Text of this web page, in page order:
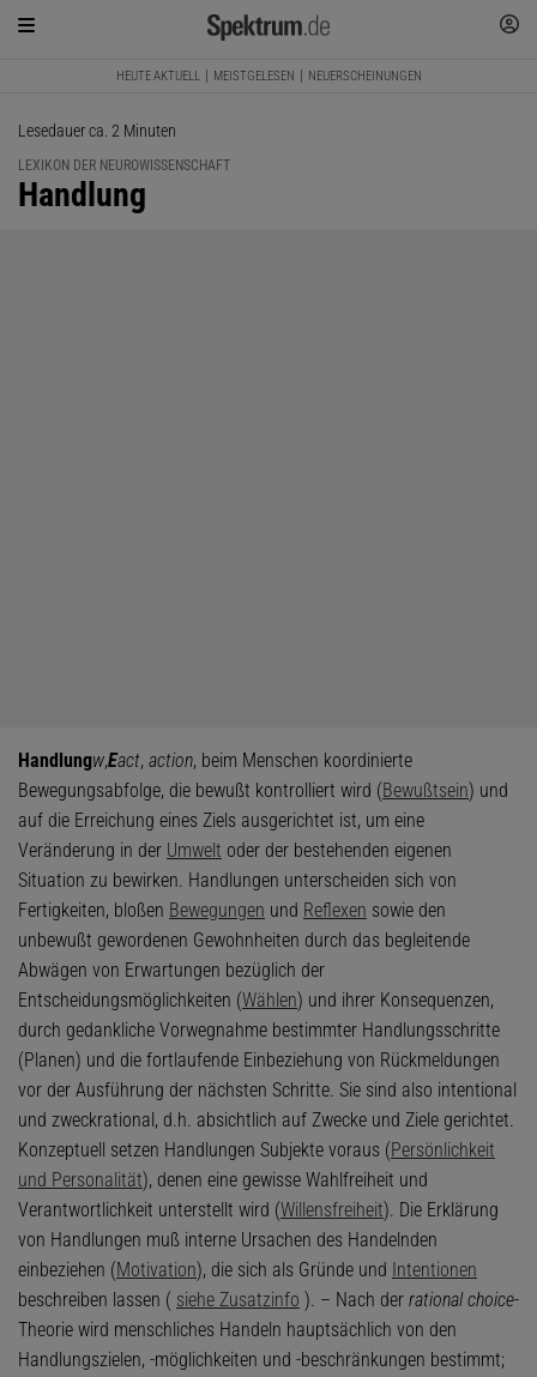
HEUTE AKTUELL MEISTGELESEN NEUERSCHEINUNGEN
Lesedauer ca. 2 Minuten
LEXIKON DER NEUROWISSENSCHAFT
:
Handlung
Handlungw,Eact, action, beim Menschen koordinierte
Bewegungsabfolge, die bewußt kontrolliert wird (Bewußtsein) und
auf die Erreichung eines Ziels ausgerichtet ist, um eine
Veränderung in der Umwelt oder der bestehenden eigenen
Situation zu bewirken. Handlungen unterscheiden sich von
Fertigkeiten, bloßen Bewegungen und Reflexen sowie den
unbewußt gewordenen Gewohnheiten durch das begleitende
Abwägen von Erwartungen bezüglich der
Entscheidungsmöglichkeiten (Wählen) und ihrer Konsequenzen,
durch gedankliche Vorwegnahme bestimmter Handlungsschritte
(Planen) und die fortlaufende Einbeziehung von Rückmeldungen
vor der Ausführung der nächsten Schritte. Sie sind also intentional
und zweckrational, d.h. absichtlich auf Zwecke und Ziele gerichtet.
Konzeptuell setzen Handlungen Subjekte voraus (Persönlichkeit
und Personalität), denen eine gewisse Wahlfreiheit und
Verantwortlichkeit unterstellt wird (Willensfreiheit). Die Erklärung
von Handlungen muß interne Ursachen des Handelnden
einbeziehen (Motivation), die sich als Gründe und Intentionen
beschreiben lassen ( siehe Zusatzinfo ). – Nach der rational choice-
Theorie wird menschliches Handeln hauptsächlich von den
Handlungszielen, -möglichkeiten und -beschränkungen bestimmt;